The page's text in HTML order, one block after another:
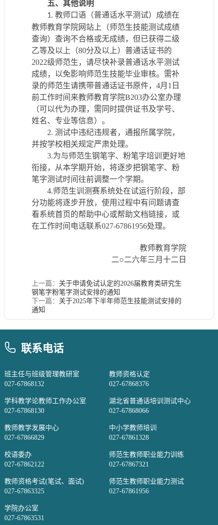
五、其他说明
1. 教师口语（普通话水平测试） 成绩在
教师教育学院网站上（师范生技能测试成绩
查询）查询不合格或无成绩，但 已获得二级
乙等及以上 （80分及以上） 普通话证书的
2022级师范生， 请尽快补录普通话水平测试
成绩，以免影响师范生技能毕业审核。需补
录的师范生请携带普通话证书原件， 4月 1 日
前工作时间来教师教育学院B203办公室办理
（可以代为办理，需同时提供证书及学号、
姓名、专业等信息） 。
2. 测试中违纪违规者，通报所属学院，
并按学校相关规定严肃处理。
3.为与师范生钢笔字、粉笔字培训更好地
衔接，从本学期开始，将逐步把钢笔字、粉
笔字测试时间往前调整一个学期。
4.师范生训测赛系统处在试运行阶段，部
分功能将逐步开放，使用过程中有问题请查
看系统首页的帮助中心或帮助文档链接，或
在工作时间电话联系027-67861956处理。
教师教育学院
二○二六年三 月 十二 日
上一篇： 关于申请免试认定的2026届教育类研究生
钢笔字粉笔字测试安排的通知
下一篇： 关于2025年下半年师范生技能测试安排的
通知
联系电话
班主任与班级管理教研室
027-67868132
教师资格认定
027-67868376
学科教学论教师工作办公室
027-67868130
湖北省普通话培训测试中心
027-67868066
教师教学发展中心
027-67866829
中小学教师培训
027-67861328
校语委办
027-67862122
师范生教师职业能力训练
027-67867321
教师资格考试(笔试、面试)
027-67863325
师范生教师职业能力测试
027-67861956
学院办公室
027-67863531